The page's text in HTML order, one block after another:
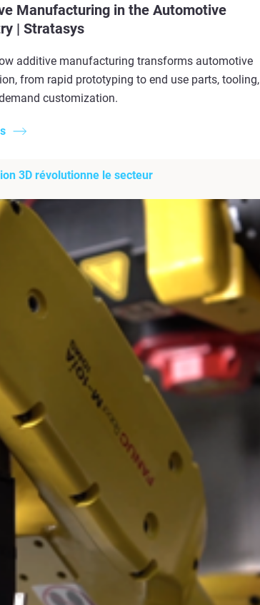
Manufacturing in the Automotive
| Stratasys
additive manufacturing transforms automotive
from rapid prototyping to end use parts, tooling,
customization.
3D révolutionne le secteur